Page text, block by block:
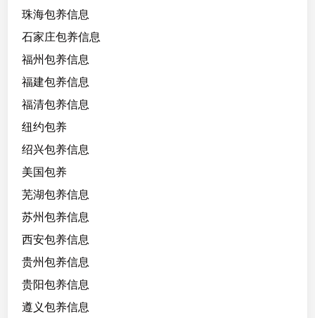
珠海包养信息
石家庄包养信息
福州包养信息
福建包养信息
福清包养信息
纽约包养
绍兴包养信息
美国包养
芜湖包养信息
苏州包养信息
西安包养信息
贵州包养信息
贵阳包养信息
遵义包养信息